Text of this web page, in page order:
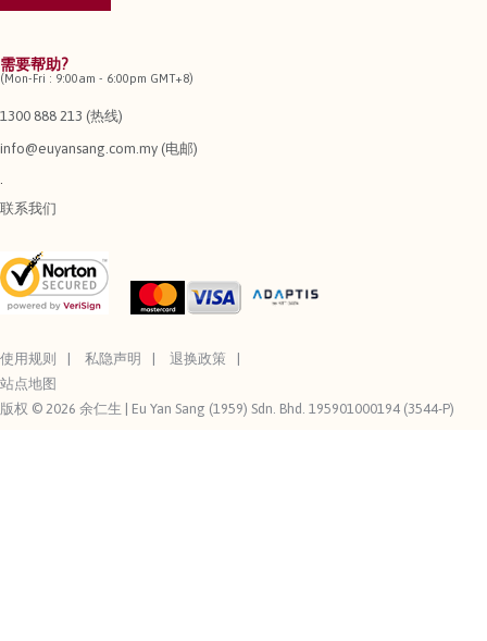
需要帮助?
(Mon-Fri : 9:00am - 6:00pm GMT+8)
1300 888 213 (热线)
info@euyansang.com.my (电邮)
联系我们
使用规则 私隐声明
退换政策
站点地图
版权 © 2026 余仁生 | Eu Yan Sang (1959) Sdn. Bhd. 195901000194 (3544-P)